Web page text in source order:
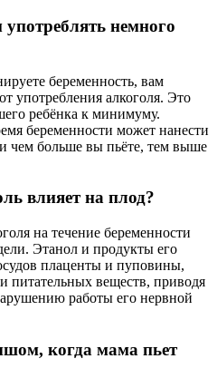
немного
беременность, вам
употребления алкоголя. Это
ребёнка к минимуму.
беременности может нанести
чем больше вы пьёте, тем выше
влияет на плод?
на течение беременности
Этанол и продукты его
плаценты и пуповины,
питательных веществ, приводя
работы его нервной
когда мама пьет